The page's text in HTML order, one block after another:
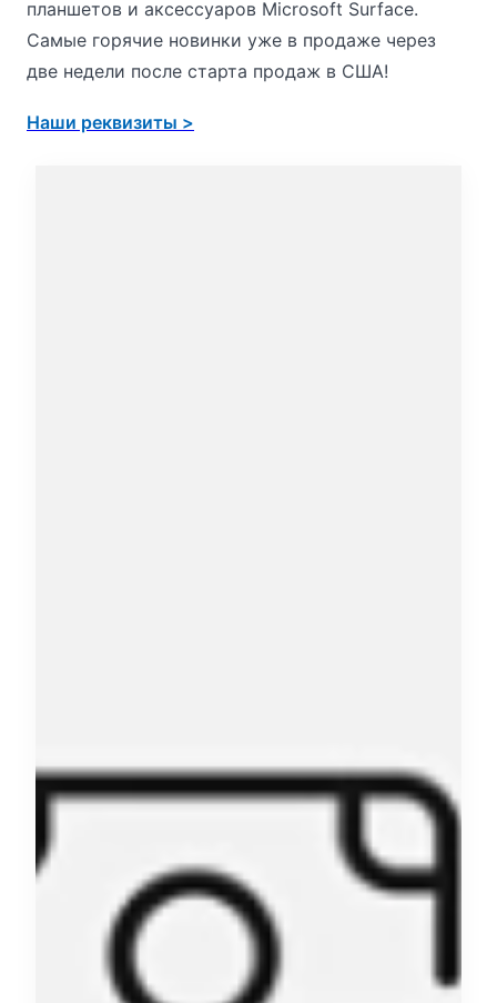
планшетов и аксессуаров Microsoft Surface.
Самые горячие новинки уже в продаже через
две недели после старта продаж в США!
Наши реквизиты >